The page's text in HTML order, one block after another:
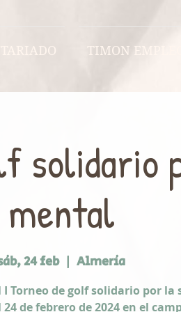
TIMON EMPLEO
solidario
mental
24 feb
  |
Almería
Torneo de golf solidario por la
de febrero de 2024 en el